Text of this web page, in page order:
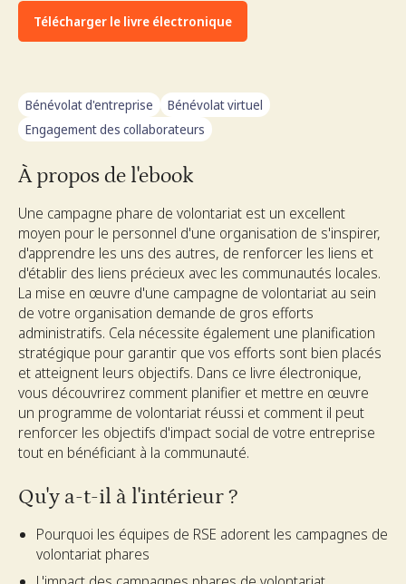
Télécharger le livre électronique
Bénévolat d'entreprise
Bénévolat virtuel
Engagement des collaborateurs
À propos de l'ebook
Une campagne phare de volontariat est un excellent
moyen pour le personnel d'une organisation de s'inspirer,
d'apprendre les uns des autres, de renforcer les liens et
d'établir des liens précieux avec les communautés locales.
La mise en œuvre d'une campagne de volontariat au sein
de votre organisation demande de gros efforts
administratifs. Cela nécessite également une planification
stratégique pour garantir que vos efforts sont bien placés
et atteignent leurs objectifs. Dans ce livre électronique,
vous découvrirez comment planifier et mettre en œuvre
un programme de volontariat réussi et comment il peut
renforcer les objectifs d'impact social de votre entreprise
tout en bénéficiant à la communauté.
Qu'y a-t-il à l'intérieur ?
Pourquoi les équipes de RSE adorent les campagnes de
volontariat phares